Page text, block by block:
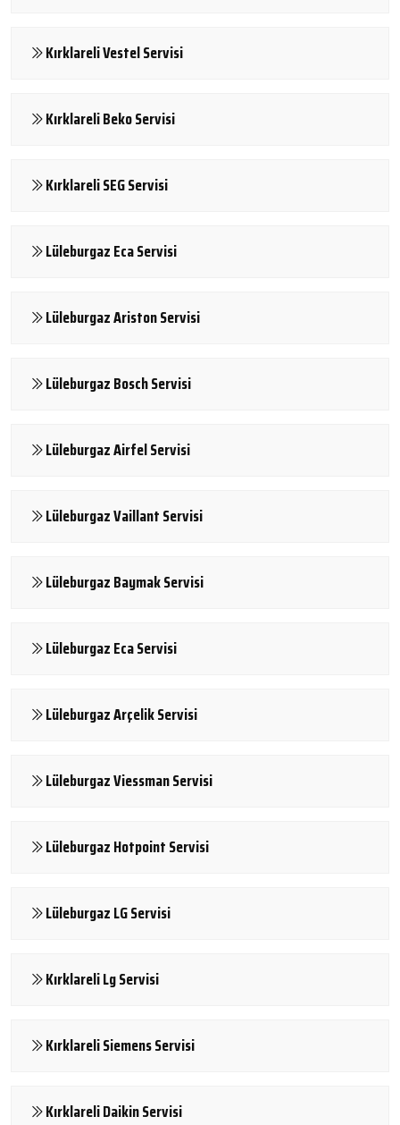
Kırklareli Vestel Servisi
Kırklareli Beko Servisi
Kırklareli SEG Servisi
Lüleburgaz Eca Servisi
Lüleburgaz Ariston Servisi
Lüleburgaz Bosch Servisi
Lüleburgaz Airfel Servisi
Lüleburgaz Vaillant Servisi
Lüleburgaz Baymak Servisi
Lüleburgaz Eca Servisi
Lüleburgaz Arçelik Servisi
Lüleburgaz Viessman Servisi
Lüleburgaz Hotpoint Servisi
Lüleburgaz LG Servisi
Kırklareli Lg Servisi
Kırklareli Siemens Servisi
Kırklareli Daikin Servisi